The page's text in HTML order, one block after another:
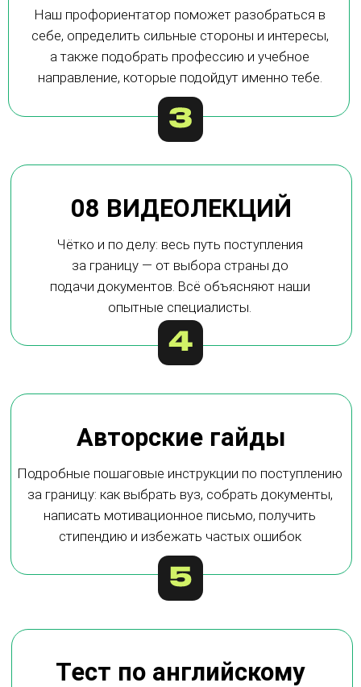
ПРИОБРЕСТИ СЕЙЧАС
100$
200$
100$
400$
97$
1400$
100$